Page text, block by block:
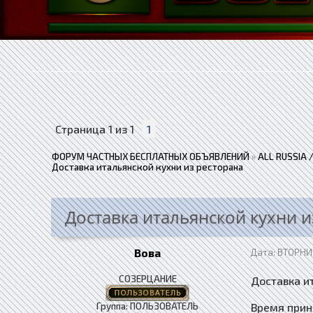
Страница1из1 1
ФОРУМ ЧАСТНЫХ БЕСПЛАТНЫХ ОБЪЯВЛЕНИЙ»ALL
Доставка итальянской кухни из ресторана
Доставка итальянской кухни
Вова Дата:
СОЗЕРЦАНИЕ
Группа: ПОЛЬЗОВАТЕЛЬ
Доставка
​​​​​​​Время